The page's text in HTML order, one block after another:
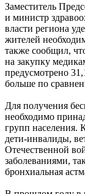
Заместитель
и министр
власти региона
жителей
также сообщил,
на закупку
предусмотрено
больше по
Для получения
необходимо
групп населения.
дети-инвалиды,
Отечественной
заболеваниями,
бронхиальная